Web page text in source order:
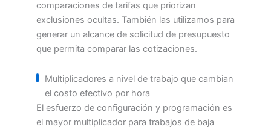
comparaciones de tarifas que priorizan
exclusiones ocultas. También las utilizamos para
generar un alcance de solicitud de presupuesto
que permita comparar las cotizaciones.
Multiplicadores a nivel de trabajo que cambian
el costo efectivo por hora
El esfuerzo de configuración y programación es
el mayor multiplicador para trabajos de baja